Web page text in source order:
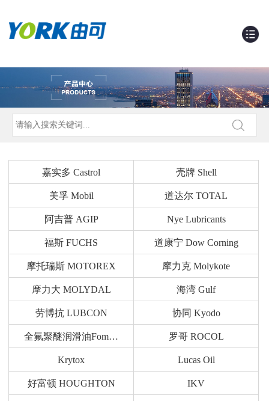
嘉实多 Castrol 壳牌 Shell
美孚 Mobil 道达尔 TOTAL
阿吉普 AGIP Nye Lubricants
福斯 FUCHS 道康宁 Dow Corning
摩托瑞斯 MOTOREX 摩力克 Molykote
摩力大 MOLYDAL 海湾 Gulf
劳博抗 LUBCON 协同 Kyodo
全氟聚醚润滑油Fomblin 罗哥 ROCOL
Krytox Lucas Oil
好富顿 HOUGHTON IKV